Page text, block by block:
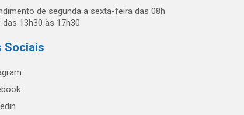
de segunda a sexta-feira das 08h
das 13h30 às 17h30
Sociais